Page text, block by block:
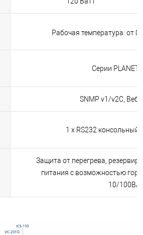
Рабочая температура: от 0
Серии PLANET
SNMP v1/v2C,
1 x RS232 консольный
Защита от перегрева,
питания с возможностью
10/